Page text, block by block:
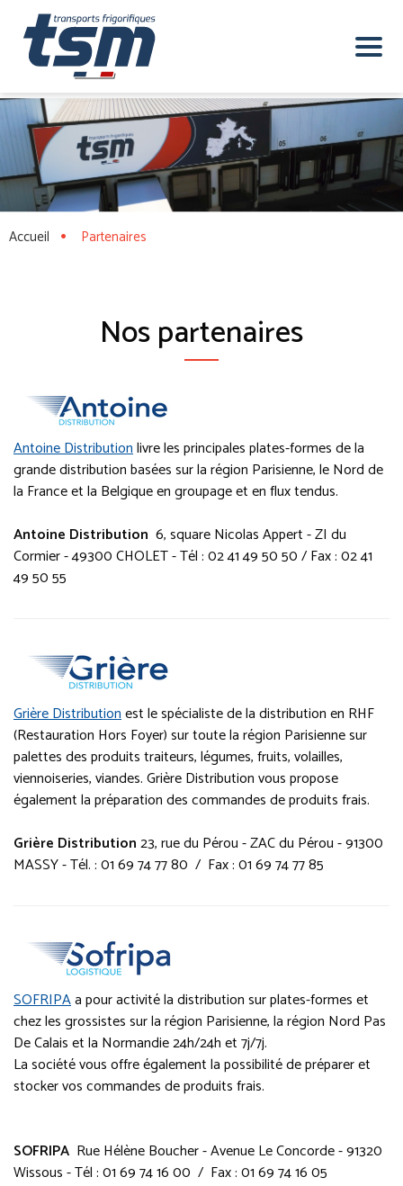
Accueil Partenaires
Nos partenaires
Antoine Distributionlivre les principales plates-formes de la
grande distribution basées sur la région Parisienne, le Nord de
la France et la Belgique en groupage et en flux tendus.
Antoine Distribution 6, square Nicolas Appert - ZI du
Cormier - 49300 CHOLET - Tél : 02 41 49 50 50 / Fax : 02 41
49 50 55
Grière Distributionest le spécialiste de la distribution en RHF
(Restauration Hors Foyer) sur toute la région Parisienne sur
palettes des produits traiteurs, légumes, fruits, volailles,
viennoiseries, viandes. Grière Distribution vous propose
également la préparation des commandes de produits frais.
Grière Distribution23, rue du Pérou - ZAC du Pérou - 91300
MASSY - Tél. : 01 69 74 77 80 / Fax : 01 69 74 77 85
SOFRIPAa pour activité la distribution sur plates-formes et
chez les grossistes sur la région Parisienne, la région Nord Pas
De Calais et la Normandie 24h/24h et 7j/7j.
La société vous offre également la possibilité de préparer et
stocker vos commandes de produits frais.
SOFRIPA Rue Hélène Boucher - Avenue Le Concorde - 91320
Wissous- Tél : 01 69 74 16 00 / Fax : 01 69 74 16 05